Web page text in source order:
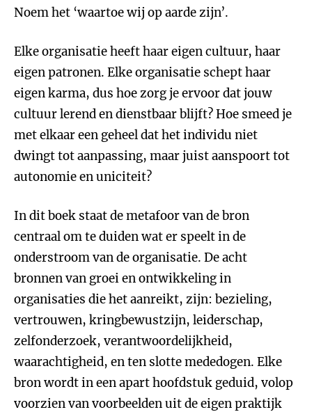
Noem het ‘waartoe wij op aarde zijn’.
Elke organisatie heeft haar eigen cultuur, haar
eigen patronen. Elke organisatie schept haar
eigen karma, dus hoe zorg je ervoor dat jouw
cultuur lerend en dienstbaar blijft? Hoe smeed je
met elkaar een geheel dat het individu niet
dwingt tot aanpassing, maar juist aanspoort tot
autonomie en uniciteit?
In dit boek staat de metafoor van de bron
centraal om te duiden wat er speelt in de
onderstroom van de organisatie. De acht
bronnen van groei en ontwikkeling in
organisaties die het aanreikt, zijn: bezieling,
vertrouwen, kringbewustzijn, leiderschap,
zelfonderzoek, verantwoordelijkheid,
waarachtigheid, en ten slotte mededogen. Elke
bron wordt in een apart hoofdstuk geduid, volop
voorzien van voorbeelden uit de eigen praktijk